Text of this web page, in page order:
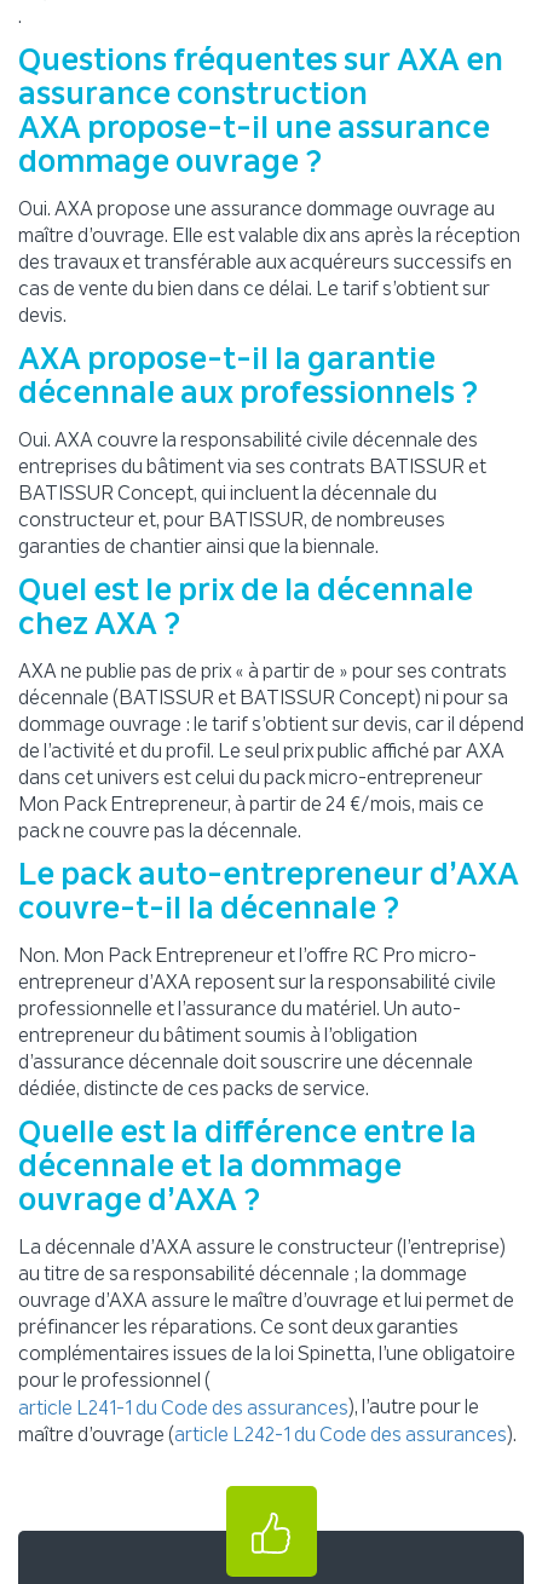
.
Questions fréquentes sur AXA en
assurance construction
AXA propose-t-il une assurance
dommage ouvrage ?
Oui. AXA propose une assurance dommage ouvrage au
maître d’ouvrage. Elle est valable dix ans après la réception
des travaux et transférable aux acquéreurs successifs en
cas de vente du bien dans ce délai. Le tarif s’obtient sur
devis.
AXA propose-t-il la garantie
décennale aux professionnels ?
Oui. AXA couvre la responsabilité civile décennale des
entreprises du bâtiment via ses contrats BATISSUR et
BATISSUR Concept, qui incluent la décennale du
constructeur et, pour BATISSUR, de nombreuses
garanties de chantier ainsi que la biennale.
Quel est le prix de la décennale
chez AXA ?
AXA ne publie pas de prix « à partir de » pour ses contrats
décennale (BATISSUR et BATISSUR Concept) ni pour sa
dommage ouvrage : le tarif s’obtient sur devis, car il dépend
de l’activité et du profil. Le seul prix public affiché par AXA
dans cet univers est celui du pack micro-entrepreneur
Mon Pack Entrepreneur, à partir de 24 €/mois, mais ce
pack ne couvre pas la décennale.
Le pack auto-entrepreneur d’AXA
couvre-t-il la décennale ?
Non. Mon Pack Entrepreneur et l’offre RC Pro micro-
entrepreneur d’AXA reposent sur la responsabilité civile
professionnelle et l’assurance du matériel. Un auto-
entrepreneur du bâtiment soumis à l’obligation
d’assurance décennale doit souscrire une décennale
dédiée, distincte de ces packs de service.
Quelle est la différence entre la
décennale et la dommage
ouvrage d’AXA ?
La décennale d’AXA assure le constructeur (l’entreprise)
au titre de sa responsabilité décennale ; la dommage
ouvrage d’AXA assure le maître d’ouvrage et lui permet de
préfinancer les réparations. Ce sont deux garanties
complémentaires issues de la loi Spinetta, l’une obligatoire
pour le professionnel (
article L241-1 du Code des assurances), l’autre pour le
maître d’ouvrage (article L242-1 du Code des assurances).